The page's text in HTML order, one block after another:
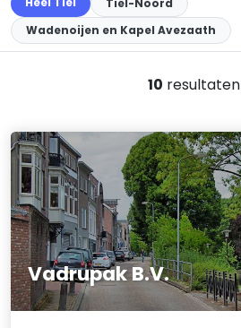
Tiel-Noord
Wadenoijen en Kapel Avezaath
10 resultaten
Vadrupak B.V.